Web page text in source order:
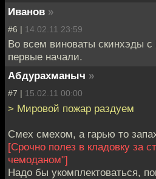
Иванов »
#6 | 14.02.11 23:59
Во всем виноваты скинхэды
первые начали.
Абдурахманыч »
#7 | 15.02.11 00:00
> Мировой пожар раздуем
Смех смехом, а гарью то
[Срочно полез в кладовку за
чемоданом"]
Надо бы укомплектоваться,